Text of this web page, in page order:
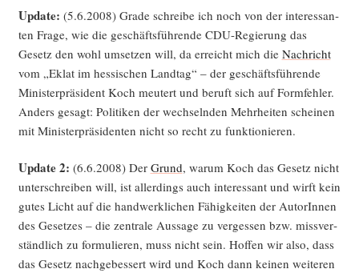
Update: (5.6.2008) Gra­de schrei­be ich noch von der inter­es­san­
ten Fra­ge, wie die geschäfts­füh­ren­de CDU-Regie­rung das
Gesetz den wohl umset­zen will, da erreicht mich die Nach­richt
vom „Eklat im hes­si­schen Land­tag“ – der geschäfts­füh­ren­de
Minis­ter­prä­si­dent Koch meu­tert und beruft sich auf Form­feh­ler.
Anders gesagt: Poli­ti­ken der wech­seln­den Mehr­hei­ten schei­nen
mit Minis­ter­prä­si­den­ten nicht so recht zu funktionieren.
Update 2: (6.6.2008) Der Grund, war­um Koch das Gesetz nicht
unter­schrei­ben will, ist aller­dings auch inter­es­sant und wirft kein
gutes Licht auf die hand­werk­li­chen Fähig­kei­ten der AutorIn­nen
des Geset­zes – die zen­tra­le Aus­sa­ge zu ver­ges­sen bzw. miss­ver­
ständ­lich zu for­mu­lie­ren, muss nicht sein. Hof­fen wir also, dass
das Gesetz nach­ge­bes­sert wird und Koch dann kei­nen wei­te­ren